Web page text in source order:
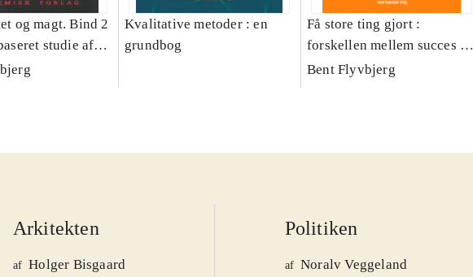
og magt. Bind 2
studie af
politik og
Kvalitative metoder : en
grundbog
Få store ting gjort :
forskellen mellem succes og
fiasko i alle slags projekter
Bent Flyvbjerg
Arkitekten
af Holger Bisgaard
Politiken
af Noralv Veggeland